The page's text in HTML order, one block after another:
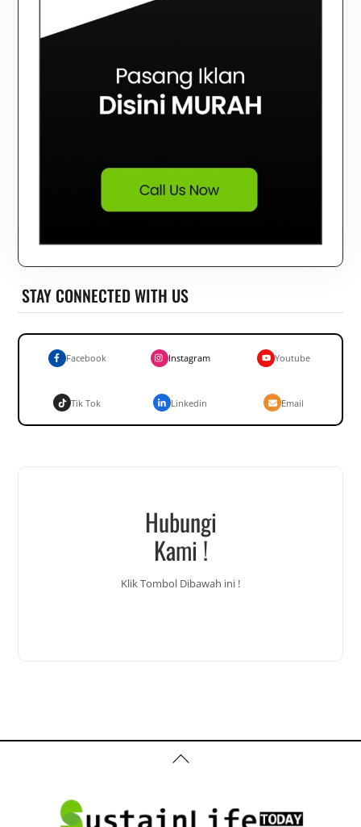
STAY CONNECTED WITH US
Facebook Instagram Youtube
Tik Tok Linkedin Email
Hubungi
Kami !
Klik Tombol Dibawah ini !
Back
To